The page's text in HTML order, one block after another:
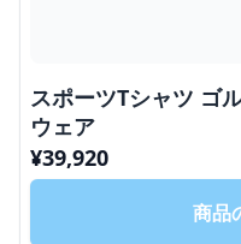
スポーツTシャツ ゴ
ウェア
¥39,920
商品